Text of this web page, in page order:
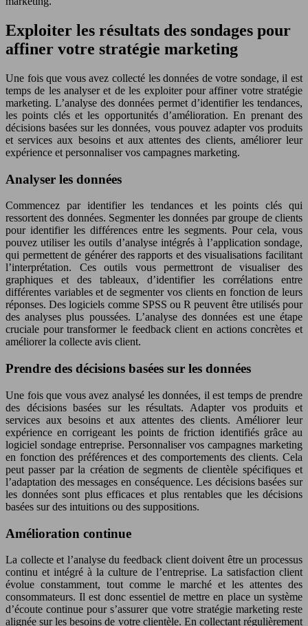
Exploiter les résultats des sondages pour
affiner votre stratégie marketing
Une fois que vous avez collecté les données de votre sondage, il est
temps de les analyser et de les exploiter pour affiner votre stratégie
marketing. L’analyse des données permet d’identifier les tendances,
les points clés et les opportunités d’amélioration. En prenant des
décisions basées sur les données, vous pouvez adapter vos produits
et services aux besoins et aux attentes des clients, améliorer leur
expérience et personnaliser vos campagnes marketing.
Analyser les données
Commencez par identifier les tendances et les points clés qui
ressortent des données. Segmenter les données par groupe de clients
pour identifier les différences entre les segments. Pour cela, vous
pouvez utiliser les outils d’analyse intégrés à l’application sondage,
qui permettent de générer des rapports et des visualisations facilitant
l’interprétation. Ces outils vous permettront de visualiser des
graphiques et des tableaux, d’identifier les corrélations entre
différentes variables et de segmenter vos clients en fonction de leurs
réponses. Des logiciels comme SPSS ou R peuvent être utilisés pour
des analyses plus poussées. L’analyse des données est une étape
cruciale pour transformer le feedback client en actions concrètes et
améliorer la collecte avis client.
Prendre des décisions basées sur les données
Une fois que vous avez analysé les données, il est temps de prendre
des décisions basées sur les résultats. Adapter vos produits et
services aux besoins et aux attentes des clients. Améliorer leur
expérience en corrigeant les points de friction identifiés grâce au
logiciel sondage entreprise. Personnaliser vos campagnes marketing
en fonction des préférences et des comportements des clients. Cela
peut passer par la création de segments de clientèle spécifiques et
l’adaptation des messages en conséquence. Les décisions basées sur
les données sont plus efficaces et plus rentables que les décisions
basées sur des intuitions ou des suppositions.
Amélioration continue
La collecte et l’analyse du feedback client doivent être un processus
continu et intégré à la culture de l’entreprise. La satisfaction client
évolue constamment, tout comme le marché et les attentes des
consommateurs. Il est donc essentiel de mettre en place un système
d’écoute continue pour s’assurer que votre stratégie marketing reste
alignée sur les besoins de votre clientèle. En collectant régulièrement